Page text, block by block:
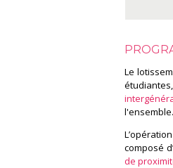
Le
l'ensemble.
composé
de